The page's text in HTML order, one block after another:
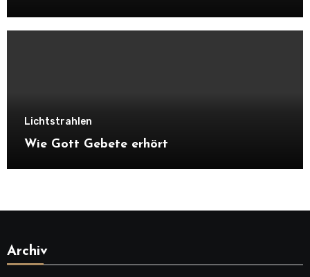
Lichtstrahlen
Wie Gott Gebete erhört
Archiv